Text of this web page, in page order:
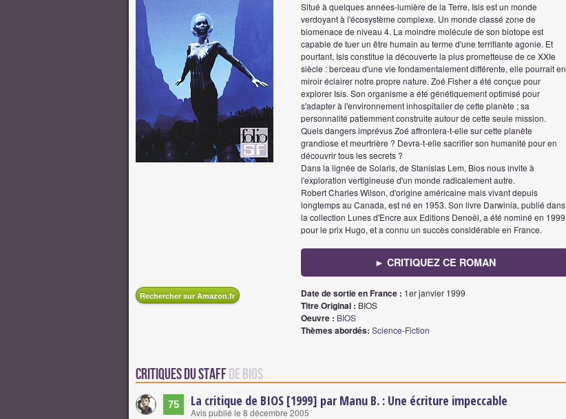
Situé à quelques années-lumière de la Terre, Isis est un monde
verdoyant à l'écosystème complexe. Un monde classé zone de
biomenace de niveau 4. La moindre molécule de son biotope est
capable de tuer un être humain au terme d'une terrifiante agonie. Et
pourtant, Isis constitue la découverte la plus prometteuse de ce XXIe
siècle : berceau d'une vie fondamentalement différente, elle pourrait en
miroir éclairer notre propre nature. Zoé Fisher a été conçue pour
explorer Isis. Son organisme a été génétiquement optimisé pour
s'adapter à l'environnement inhospitalier de cette planète ; sa
personnalité patiemment construite autour de cette seule mission.
Quels dangers imprévus Zoé affrontera-t-elle sur cette planète
grandiose et meurtrière ? Devra-t-elle sacrifier son humanité pour en
découvrir tous les secrets ?
Dans la lignée de Solaris, de Stanislas Lem, Bios nous invite à
l'exploration vertigineuse d'un monde radicalement autre.
Robert Charles Wilson, d'origine américaine mais vivant depuis
longtemps au Canada, est né en 1953. Son livre Darwinia, publié dans
la collection Lunes d'Encre aux Editions Denoël, a été nominé en 1999
pour le prix Hugo, et a connu un succès considérable en France.
► CRITIQUEZ CE ROMAN
Rechercher sur Amazon.fr Date de sortie en France : 1er janvier 1999
Titre Original : BIOS
Oeuvre : BIOS
Thèmes abordés: Science-Fiction
Critiques du staffde BIOS
75 La critique de BIOS [1999] par Manu B. : Une écriture impeccable
Avis publié le 8 décembre 2005